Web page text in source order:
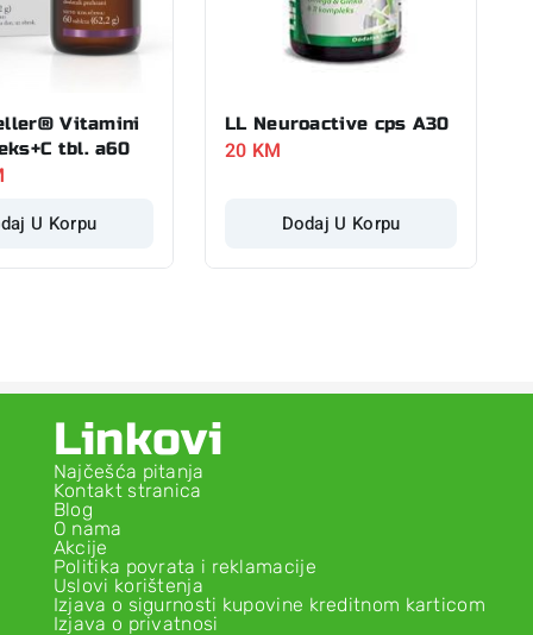
Vitamini
tbl. a60
U Korpu
LL Neuroactive cps A30
20 KM
Dodaj U Korpu
Linkovi
Najčešća pitanja
Kontakt stranica
Blog
O nama
Akcije
Politika povrata i reklamacije
Uslovi korištenja
Izjava o sigurnosti kupovine kreditnom karticom
Izjava o privatnosi